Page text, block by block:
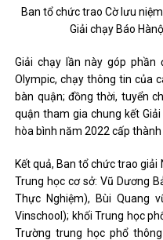
Ban tổ chức trao Cờ lưu
Giải chạy Báo
Giải chạy lần này góp
Olympic, chạy thông tin của
bàn quận; đồng thời, tuyển
quận tham gia chung kết
hòa bình năm 2022 cấp thành
Kết quả, Ban tổ chức trao giải
Trung học cơ sở: Vũ Dương
Thực Nghiệm), Bùi Quang
Vinschool); khối Trung học
Trường trung học phổ